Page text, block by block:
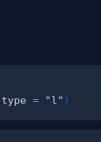
type = "l" )